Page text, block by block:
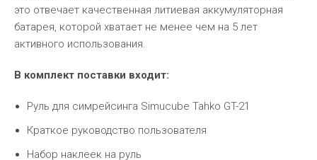
это отвечает качественная литиевая аккумуляторная
батарея, которой хватает не менее чем на 5 лет
активного использования.
В комплект поставки входит:
Руль для симрейсинга Simucube Tahko GT-21
Краткое руководство пользователя
Набор наклеек на руль